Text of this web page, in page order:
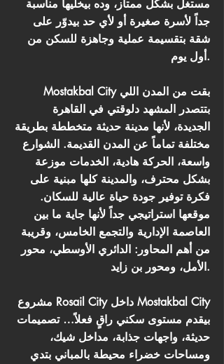
مستغل بشكل ممتاز، وده بيخليها مناسبة
جداً لأسرة صغيرة أو لأي حد بيدوّر على
شقة بتقسيمة عملية وجاهزة للسكن من
أول يوم.
Mostakbal City بقت من المدن اللي
بتتصدر المشهد دلوقتي في القاهرة
الجديدة، لأنها مدينة حديثة متخططة بطريقة
مختلفة تماماً عن المدن القديمة. الشوارع
واسعة، الحركة هادية، الخدمات موزعة
بشكل محترف، والمدينة كلها مبنية على
فكرة توفير جودة حياة عالية للسكان.
موقعها استراتيجي جداً لأنها جاية ما بين
العاصمة الإدارية والتجمع الخامس، وقريبة
من أهم المحاور: الدائري الأوسطي، محور
الأمل، ومحور بن زايد.
مشروع Rosail City داخل Mostakbal City
بيقدم مستوى سكني راقٍ فعلاً… تصميمات
حديثة، واجهات جذابة، مداخل شيك،
ومساحات خضراء محيطة بالمباني بتدي